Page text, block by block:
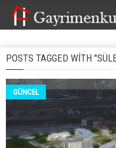
POSTS TAGGED WITH
GÜNCEL